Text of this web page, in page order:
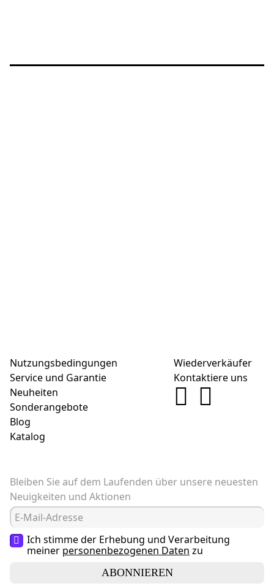
Nutzungsbedingungen
Service und Garantie
Neuheiten
Sonderangebote
Blog
Katalog
Wiederverkäufer
Kontaktiere uns
Bleiben Sie auf dem Laufenden über unsere neuesten
Neuigkeiten und Aktionen
Ich stimme der Erhebung und Verarbeitung
meiner personenbezogenen Daten zu
ABONNIEREN